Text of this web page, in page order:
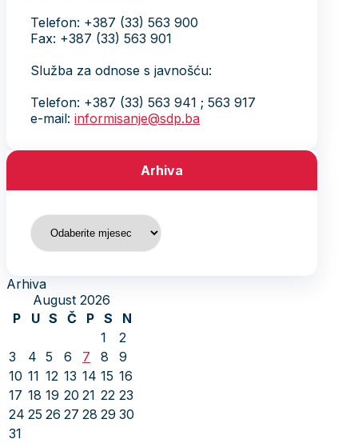
Telefon: +387 (33) 563 900
Fax: +387 (33) 563 901
Služba za odnose s javnošću:
Telefon: +387 (33) 563 941 ; 563 917
e-mail: informisanje@sdp.ba
Arhiva
Arhiva
Arhiva
August 2026
P
U S Č P S
N
1
2
3
4 5 6 7 8
9
10 11 12 13 14 15 16
17 18 19 20 21 22 23
24 25 26 27 28 29 30
31